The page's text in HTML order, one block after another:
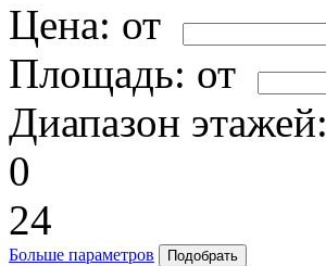
Цена: от
Площадь: от
Диапазон этажей:
0
24
Больше параметров